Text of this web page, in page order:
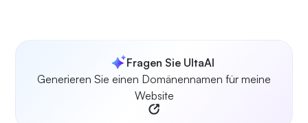
Fragen Sie UltaAI
Generieren Sie einen Domänennamen für meine
Website